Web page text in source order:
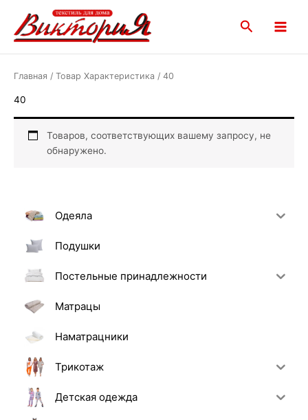
содержимому
Поиск
Menu
Одеяла
Подушки
Постельные принадлежности
Матрацы
Наматрацники
Трикотаж
Детская одежда
Главная / Товар Характеристика / 40
40
Товаров, соответствующих вашему запросу, не
обнаружено.